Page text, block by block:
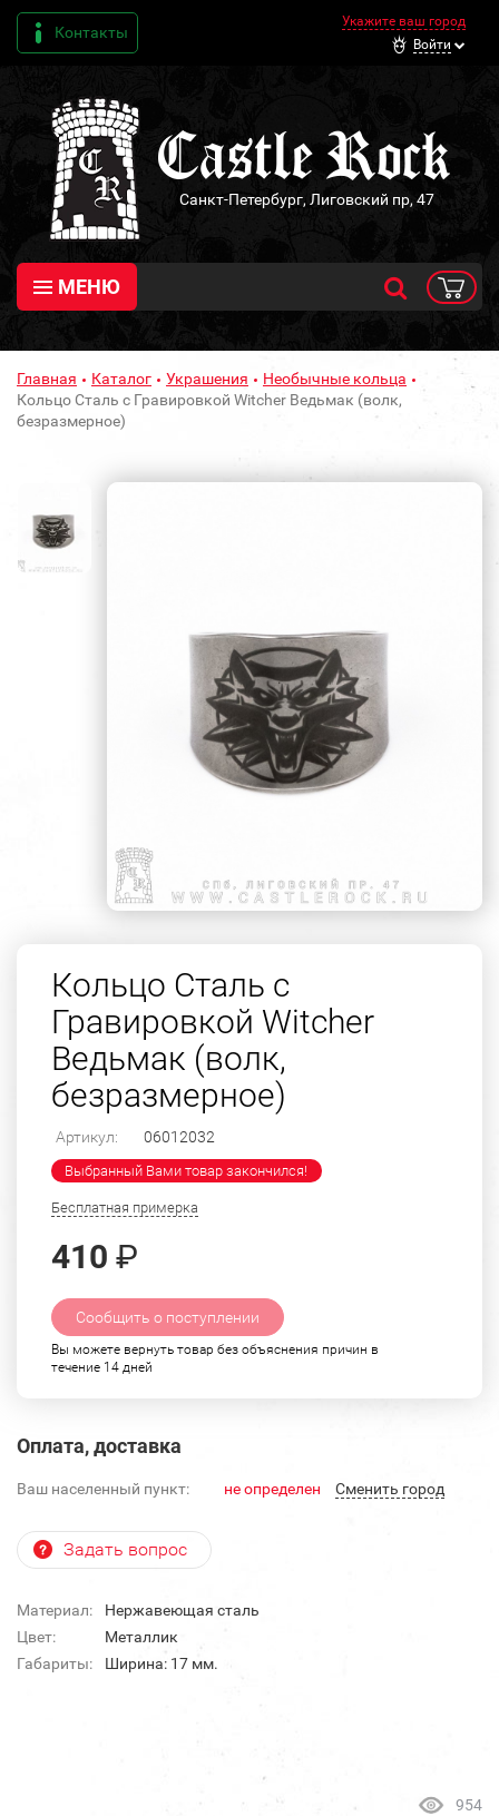
Контакты
Укажите ваш город
Войти
Санкт-Петербург, Лиговский пр, 47
МЕНЮ
Главная Каталог Украшения
Необычные кольца
Кольцо Сталь с Гравировкой Witcher Ведьмак (волк,
безразмерное)
Кольцо Сталь с
Гравировкой Witcher
Ведьмак (волк,
безразмерное)
Артикул: 06012032
Выбранный Вами товар закончился!
Бесплатная примерка
410 ₽
Сообщить о поступлении
Вы можете вернуть товар без объяснения причин в
течение 14 дней
Оплата, доставка
Ваш населенный пункт: не определен Cменить город
Задать вопрос
Материал:
Нержавеющая сталь
Цвет:
Металлик
Габариты:
Ширина: 17 мм.
954